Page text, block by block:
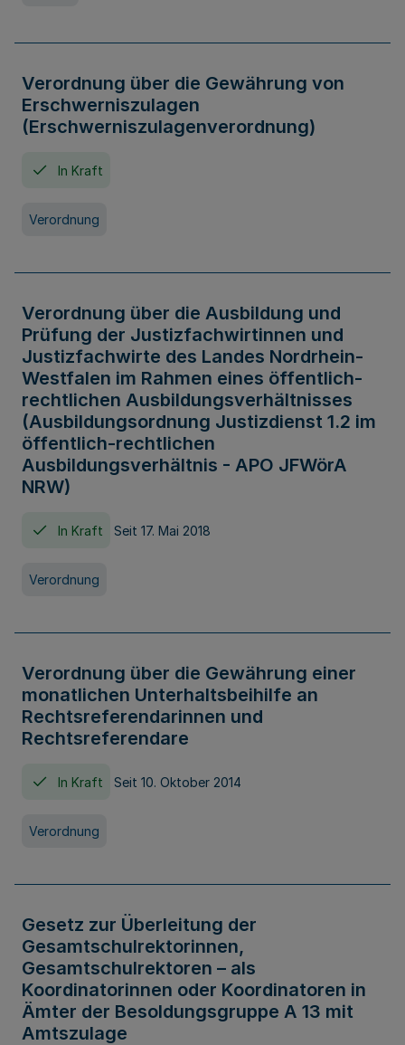
Verordnung über die Gewährung von
Erschwerniszulagen
(Erschwerniszulagenverordnung)
In Kraft
Verordnung
Verordnung über die Ausbildung und
Prüfung der Justizfachwirtinnen und
Justizfachwirte des Landes Nordrhein-
Westfalen im Rahmen eines öffentlich-
rechtlichen Ausbildungsverhältnisses
(Ausbildungsordnung Justizdienst 1.2 im
öffentlich-rechtlichen
Ausbildungsverhältnis - APO JFWörA
NRW)
In Kraft Seit 17. Mai 2018
Verordnung
Verordnung über die Gewährung einer
monatlichen Unterhaltsbeihilfe an
Rechtsreferendarinnen und
Rechtsreferendare
In Kraft Seit 10. Oktober 2014
Verordnung
Gesetz zur Überleitung der
Gesamtschulrektorinnen,
Gesamtschulrektoren – als
Koordinatorinnen oder Koordinatoren in
Ämter der Besoldungsgruppe A 13 mit
Amtszulage